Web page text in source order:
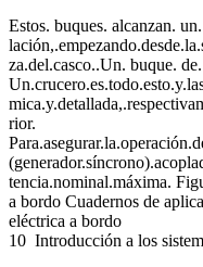
Estos. buques. alcanzan.
za.del.casco..Un. buque.
rior.
tencia.nominal.máxima.
a bordo Cuadernos de
eléctrica a bordo
10 Introducción a los